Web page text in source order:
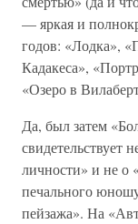
— яркая и
годов: «Лодка»,
Кадакеса»,
«Озеро в
Да, был затем
свидетельствует
личности» и не о
печального
пейзажа». На